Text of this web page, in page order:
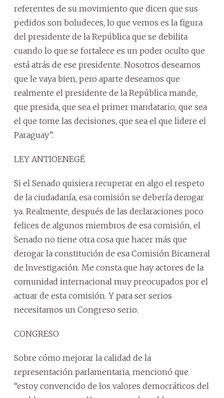
referentes de su movimiento que dicen que sus
pedidos son boludeces, lo que vemos es la figura
del presidente de la República que se debilita
cuando lo que se fortalece es un poder oculto que
está atrás de ese presidente. Nosotros deseamos
que le vaya bien, pero aparte deseamos que
realmente el presidente de la República mande,
que presida, que sea el primer mandatario, que sea
el que tome las decisiones, que sea el que lidere el
Paraguay”.
LEY ANTIOENEGÉ
Si el Senado quisiera recuperar en algo el respeto
de la ciudadanía, esa comisión se debería derogar
ya. Realmente, después de las declaraciones poco
felices de algunos miembros de esa comisión, el
Senado no tiene otra cosa que hacer más que
derogar la constitución de esa Comisión Bicameral
de Investigación. Me consta que hay actores de la
comunidad internacional muy preocupados por el
actuar de esta comisión. Y para ser serios
necesitamos un Congreso serio.
CONGRESO
Sobre cómo mejorar la calidad de la
representación parlamentaria, mencionó que
“estoy convencido de los valores democráticos del